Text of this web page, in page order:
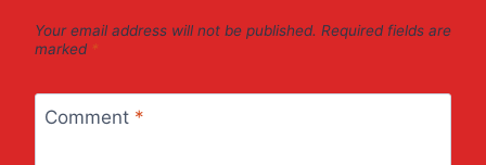
Your email address will not be published. Required fields are
marked *
Comment *